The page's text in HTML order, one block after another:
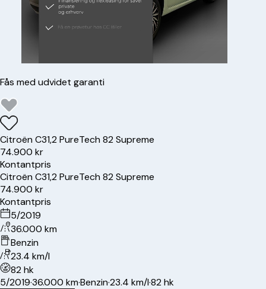
Fås med udvidet garanti
CitroënC31,2 PureTech 82 Supreme
74.900 kr
Kontantpris
CitroënC31,2 PureTech 82 Supreme
74.900 kr
Kontantpris
5/2019
36.000 km
Benzin
23.4 km/l
82 hk
5/2019·36.000 km·Benzin·23.4 km/l·82 hk